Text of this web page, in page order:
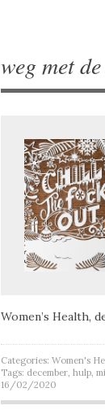
weg met
Women’s Health,
Categories: Women's
Tags: december hulp
16/02/2020